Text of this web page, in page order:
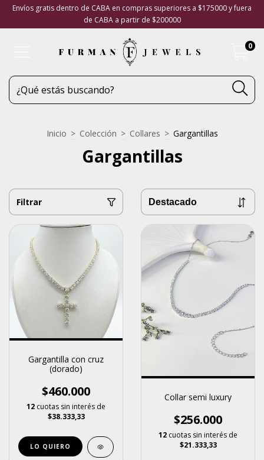
Envíos gratis dentro de CABA en compras superiores a $175000 y fuera
de CABA a partir de $200000
0
Inicio > Colección > Collares > Gargantillas
Gargantillas
Filtrar
Gargantilla con cruz
(dorado)
$460.000
12 cuotas sin interés de
$38.333,33
Collar semi luxury
$256.000
12 cuotas sin interés de
$21.333,33